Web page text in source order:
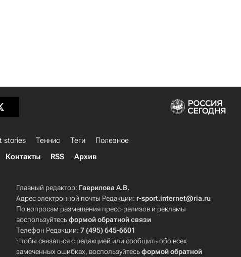
stories Теннис Теги
Полезное
Контакты RSS Архив
Главный редактор: Гаврилова А.В.
Адрес электронной почты Редакции: r-sport.internet@ria.ru
По вопросам размещения пресс-релизов и рекламы
воспользуйтесьформой обратной связи
Телефон Редакции:7 (495) 645-6601
Чтобы связаться с редакцией или сообщить обо всех
замеченных ошибках, воспользуйтесьформой обратной